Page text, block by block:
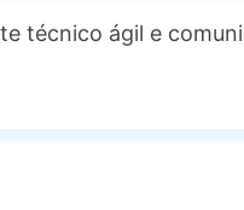
técnico ágil e